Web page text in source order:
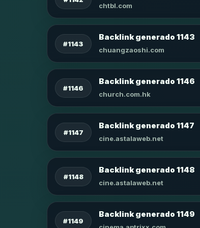
chtbl.com
#1143
Backlink generado 1143
chuangzaoshi.com
#1146
Backlink generado 1146
church.com.hk
#1147
Backlink generado 1147
cine.astalaweb.net
#1148
Backlink generado 1148
cine.astalaweb.net
#1149
Backlink generado 1149